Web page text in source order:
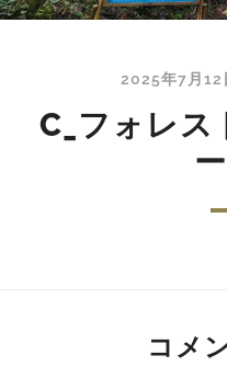
2025年7月12
C_フォレス
コメ